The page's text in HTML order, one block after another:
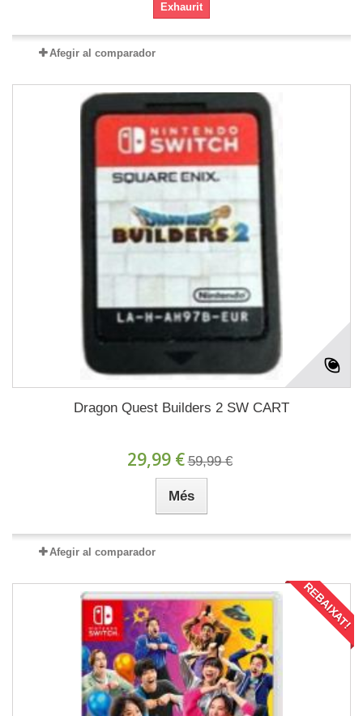
Exhaurit
Afegir al comparador
Dragon Quest Builders 2 SW CART
29,99 € 59,99 €
Més
Afegir al comparador
REBAIXAT!